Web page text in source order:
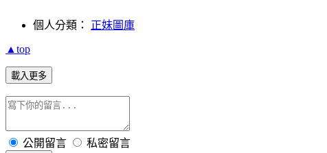
個人分類： 正妹圖庫
▲top
載入更多
公開留言 私密留言